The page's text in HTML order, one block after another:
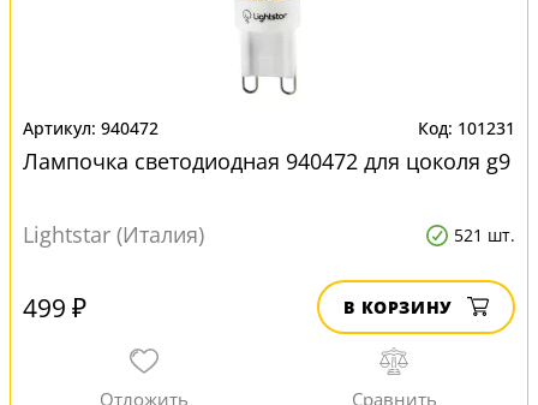
940472 101231
Лампочка светодиодная 940472 для цоколя g9
Lightstar (Италия) 521 шт.
499 ₽ В КОРЗИНУ